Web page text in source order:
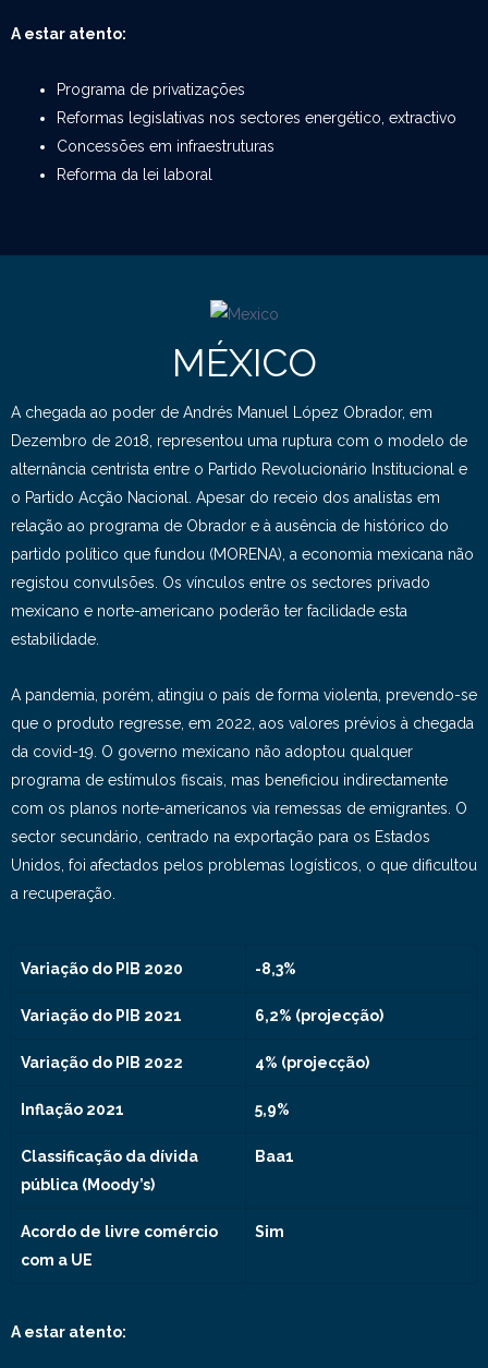
A estar atento:
Programa de privatizações
Reformas legislativas nos sectores energético, extractivo
Concessões em infraestruturas
Reforma da lei laboral
MÉXICO
A chegada ao poder de Andrés Manuel López Obrador, em
Dezembro de 2018, representou uma ruptura com o modelo de
alternância centrista entre o Partido Revolucionário Institucional e
o Partido Acção Nacional. Apesar do receio dos analistas em
relação ao programa de Obrador e à ausência de histórico do
partido político que fundou (MORENA), a economia mexicana não
registou convulsões. Os vínculos entre os sectores privado
mexicano e norte-americano poderão ter facilidade esta
estabilidade.
A pandemia, porém, atingiu o país de forma violenta, prevendo-se
que o produto regresse, em 2022, aos valores prévios à chegada
da covid-19. O governo mexicano não adoptou qualquer
programa de estímulos fiscais, mas beneficiou indirectamente
com os planos norte-americanos via remessas de emigrantes. O
sector secundário, centrado na exportação para os Estados
Unidos, foi afectados pelos problemas logísticos, o que dificultou
a recuperação.
Variação do PIB 2020 -8,3%
Variação do PIB 2021 6,2% (projecção)
Variação do PIB 2022 4% (projecção)
Inflação 2021 5,9%
Classificação da dívida
pública (Moody’s)
Baa1
Acordo de livre comércio
com a UE
Sim
A estar atento: